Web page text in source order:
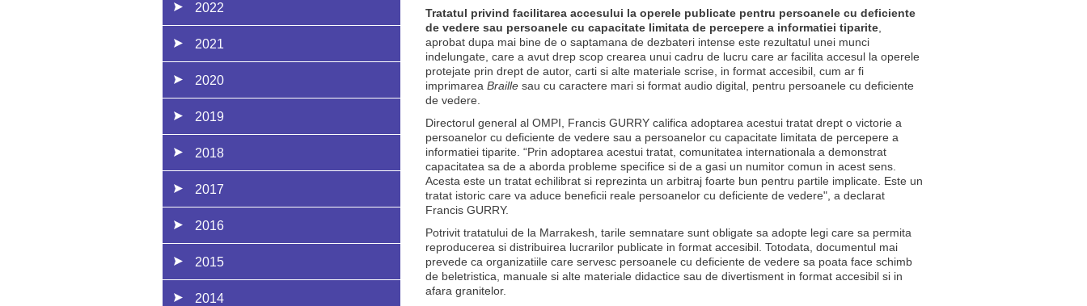
2022
2021
2020
2019
2018
2017
2016
2015
2014
Tratatul privind facilitarea accesului la operele publicate pentru persoanele cu deficiente
de vederesau persoanele cu capacitate limitata de percepere a informatiei tiparite,
aprobat dupa mai bine de o saptamana de dezbateri intense este rezultatul unei munci
indelungate, care a avut drep scop crearea unui cadru de lucru care ar facilita accesul la operele
protejate prin drept de autor, carti si alte materiale scrise, in format accesibil, cum ar fi
imprimarea Braillesau cu caractere mari si format audio digital, pentru persoanele cu deficiente
de vedere.
Directorul general al OMPI, Francis GURRY califica adoptarea acestui tratat drept o victorie a
persoanelor cu deficiente de vedere sau a persoanelor cu capacitate limitata de percepere a
informatiei tiparite. “Prin adoptarea acestui tratat, comunitatea internationala a demonstrat
capacitatea sa de a aborda probleme specifice si de a gasi un numitor comun in acest sens.
Acesta este un tratat echilibrat si reprezinta un arbitraj foarte bun pentru partile implicate. Este un
tratat istoric care va aduce beneficii reale persoanelor cu deficiente de vedere", a declarat
Francis GURRY.
Potrivit tratatului de la Marrakesh, tarile semnatare sunt obligate sa adopte legi care sa permita
reproducerea si distribuirea lucrarilor publicate in format accesibil. Totodata, documentul mai
prevede ca organizatiile care servesc persoanele cu deficiente de vedere sa poata face schimb
de beletristica, manuale si alte materiale didactice sau de divertisment in format accesibil si in
afara granitelor.